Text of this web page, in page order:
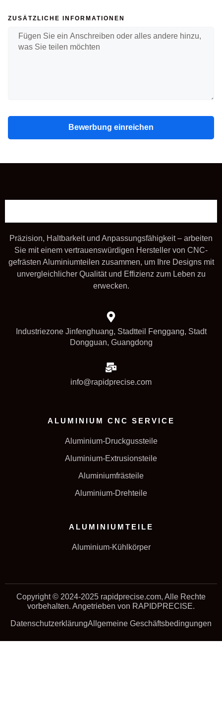
ZUSÄTZLICHE INFORMATIONEN
Bewerbung einreichen
Präzision, Haltbarkeit und Anpassungsfähigkeit – arbeiten
Sie mit einem vertrauenswürdigen Hersteller von CNC-
gefrästen Aluminiumteilen zusammen, um Ihre Designs mit
unvergleichlicher Qualität und Effizienz zum Leben zu
erwecken.
Industriezone Jinfenghuang, Stadtteil Fenggang, Stadt
Dongguan, Guangdong
info@rapidprecise.com
ALUMINIUM CNC SERVICE
Aluminium-Druckgussteile
Aluminium-Extrusionsteile
Aluminiumfrästeile
Aluminium-Drehteile
ALUMINIUMTEILE
Aluminium-Kühlkörper
Copyright © 2024-2025 rapidprecise.com, Alle Rechte
vorbehalten. Angetrieben von RAPIDPRECISE.
DatenschutzerklärungAllgemeine Geschäftsbedingungen